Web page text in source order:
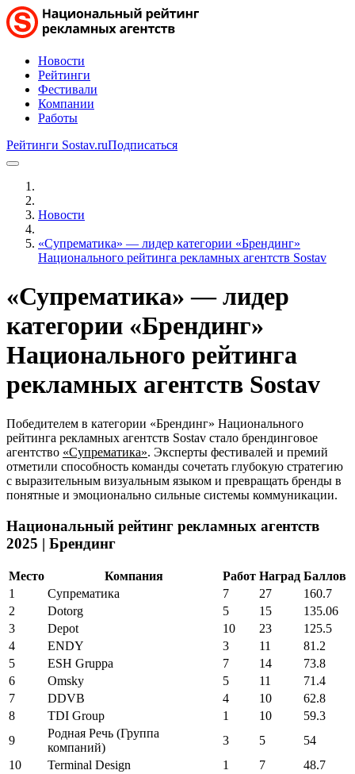
Новости
Рейтинги
Фестивали
Компании
Работы
Рейтинги Sostav.ruПодписаться
Новости
«Супрематика» — лидер категории «Брендинг»
Национального рейтинга рекламных агентств Sostav
«Супрематика» — лидер
категории «Брендинг»
Национального рейтинга
рекламных агентств Sostav
Победителем в категории «Брендинг» Национального
рейтинга рекламных агентств Sostav стало брендинговое
агентство «Супрематика». Эксперты фестивалей и премий
отметили способность команды сочетать глубокую стратегию
с выразительным визуальным языком и превращать бренды в
понятные и эмоционально сильные системы коммуникации.
Национальный рейтинг рекламных агентств
2025 | Брендинг
Место Компания Работ Наград Баллов
1
Супрематика 7 27
160.7
2
Dotorg 5 15
135.06
3
Depot 10 23
125.5
4
ENDY 3 11
81.2
5
ESH Gruppa 7 14
73.8
6
Omsky 5 11
71.4
7
DDVB 4 10
62.8
8
TDI Group 1 10
59.3
9
Родная Речь (Группа
компаний)
3 5
54
10
Terminal Design 1 7
48.7